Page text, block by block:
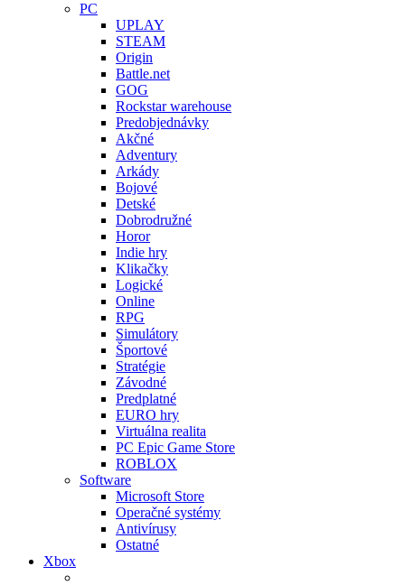
PC
UPLAY
STEAM
Origin
Battle.net
GOG
Rockstar warehouse
Predobjednávky
Akčné
Adventury
Arkády
Bojové
Detské
Dobrodružné
Horor
Indie hry
Klikačky
Logické
Online
RPG
Simulátory
Športové
Stratégie
Závodné
Predplatné
EURO hry
Virtuálna realita
PC Epic Game Store
ROBLOX
Software
Microsoft Store
Operačné systémy
Antivírusy
Ostatné
Xbox